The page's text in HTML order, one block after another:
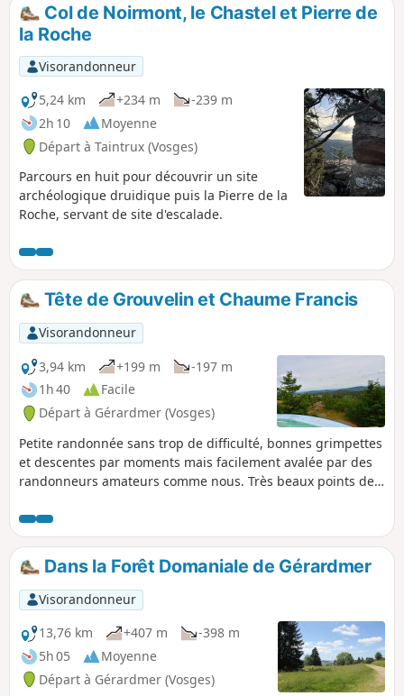
Col de Noirmont, le Chastel et Pierre de
la Roche
Visorandonneur
5,24 km
+234 m
-239 m
2h 10
Moyenne
Départ à Taintrux (Vosges)
Parcours en huit pour découvrir un site
archéologique druidique puis la Pierre de la
Roche, servant de site d'escalade.
Tête de Grouvelin et Chaume Francis
Visorandonneur
3,94 km
+199 m
-197 m
1h 40
Facile
Départ à Gérardmer (Vosges)
Petite randonnée sans trop de difficulté, bonnes grimpettes
et descentes par moments mais facilement avalée par des
randonneurs amateurs comme nous. Très beaux points de
la table d'orientation de la Tête du Grouvelin : 360° sur le
massif vosgien et par temps dégagé vue sur les Alpes
suisses. Une petite surprise à la Chaume Francis avec des
parapentistes apprenant en pente école.
Dans la Forêt Domaniale de Gérardmer
Visorandonneur
13,76 km
+407 m
-398 m
5h 05
Moyenne
Départ à Gérardmer (Vosges)